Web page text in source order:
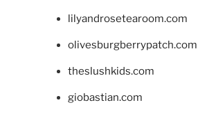
lilyandrosetearoom.com
olivesburgberrypatch.com
theslushkids.com
giobastian.com